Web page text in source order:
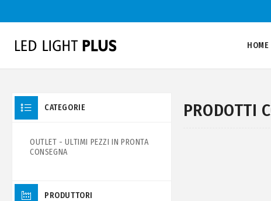
HOME
PRODOTTI
CATEGORIE
OUTLET - ULTIMI PEZZI IN PRONTA
CONSEGNA
PRODUTTORI